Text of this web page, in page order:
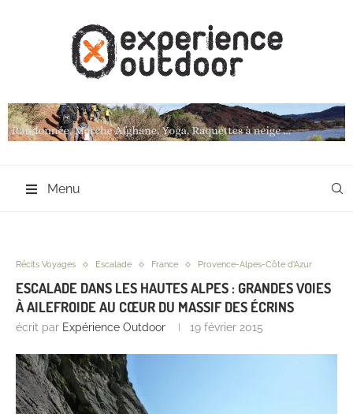
Menu
Récits Voyages Escalade France Provence-Alpes-Côte d'Azur
ESCALADE DANS LES HAUTES ALPES : GRANDES VOIES
À AILEFROIDE AU CŒUR DU MASSIF DES ÉCRINS
écrit par Expérience Outdoor 19 février 2015